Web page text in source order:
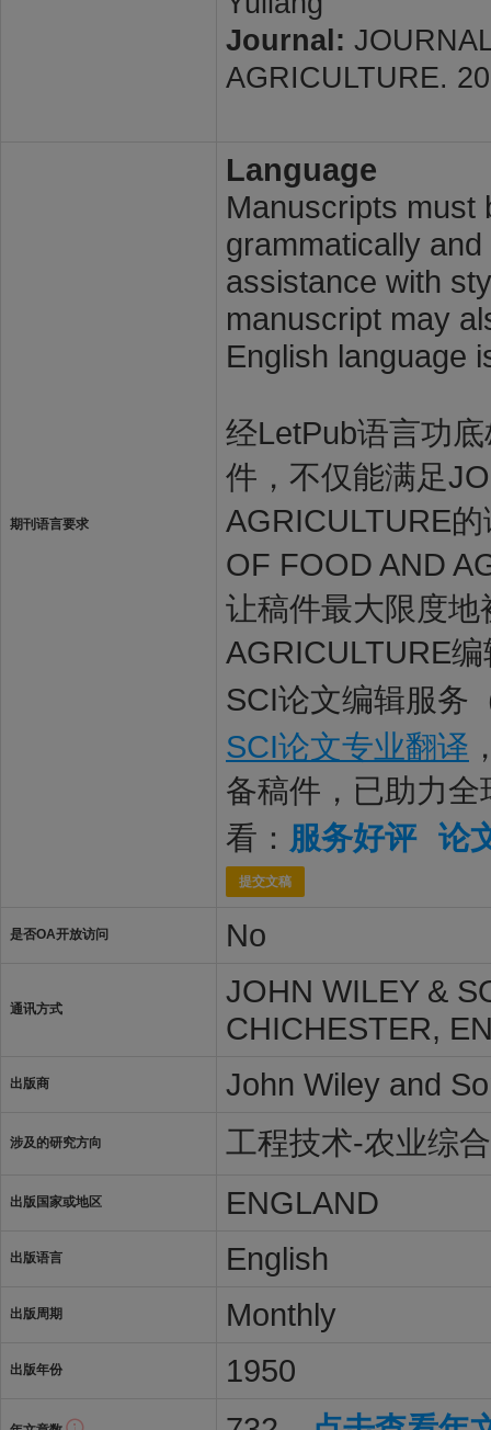
Journal:
AGRICULTURE.
期刊语言要求
Language
Manuscripts must
grammatically
assistance with
manuscript may
English language
经LetPub语言功
件，不仅能满足
AGRICULTURE
OF FOOD AND
让稿件最大限度
AGRICULTURE
SCI论文编辑服务
SCI论文专业翻译
备稿件，已助力
看： 服务好评 论
提交文稿
是否OA开放访问 No
通讯方式
JOHN WILEY &
CHICHESTER,
出版商 John Wiley and
涉及的研究方向 工程技术-农业综合
出版国家或地区 ENGLAND
出版语言 English
出版周期 Monthly
出版年份 1950